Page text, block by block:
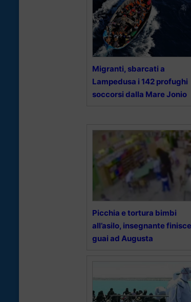
Migranti, sbarcati a
Lampedusa i 142 profughi
soccorsi dalla Mare Jonio
Picchia e tortura bimbi
all’asilo, insegnante
guai ad Augusta